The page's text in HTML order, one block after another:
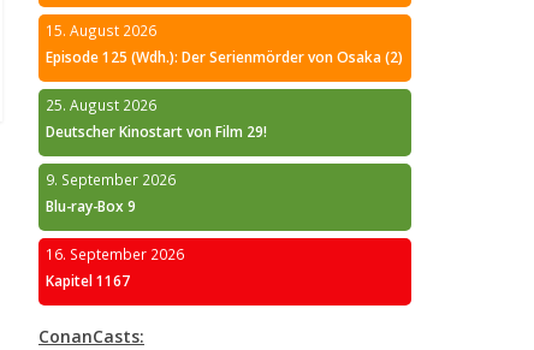
15. August 2026
Episode 125 (Wdh.): Der Serienmörder von Osaka (2)
25. August 2026
Deutscher Kinostart von Film 29!
9. September 2026
Blu-ray-Box 9
16. September 2026
Kapitel 1167
ConanCasts: